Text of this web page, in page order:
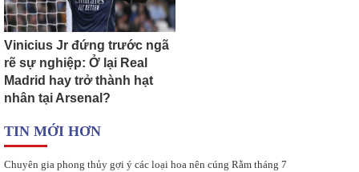
Vinicius Jr đứng trước ngã
rẽ sự nghiệp: Ở lại Real
Madrid hay trở thành hạt
nhân tại Arsenal?
TIN MỚI HƠN
Chuyên gia phong thủy gợi ý các loại hoa nên cúng Rằm tháng 7